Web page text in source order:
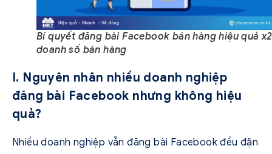
Bí quyết đăng bài Facebook bán hàng hiệu quả x2
doanh số bán hàng
I. Nguyên nhân nhiều doanh nghiệp
đăng bài Facebook nhưng không hiệu
quả?
Nhiều doanh nghiệp vẫn đăng bài Facebook đều đặn